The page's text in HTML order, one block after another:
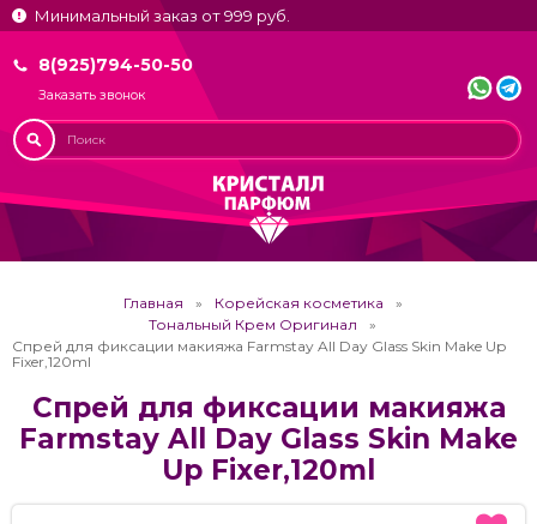
Минимальный заказ от 999 руб.
8(925)794-50-50
Заказать звонок
Главная
Корейская косметика
Тональный Крем Оригинал
Спрей для фиксации макияжа Farmstay All Day Glass Skin Make Up
Fixer,120ml
Спрей для фиксации макияжа
Farmstay All Day Glass Skin Make
Up Fixer,120ml